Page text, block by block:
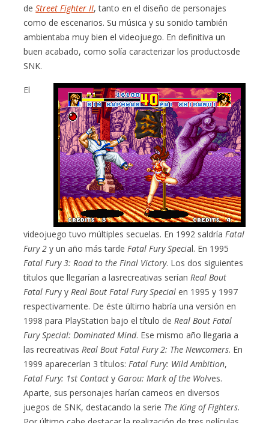
deStreet Fighter II, tanto en el diseño de personajes
como de escenarios. Su música y su sonido también
ambientaba muy bien el videojuego. En definitiva un
buen acabado, como solía caracterizar los productosde
SNK.
El
videojuego tuvo múltiples secuelas. En 1992 saldría Fatal
Fury 2y un año más tarde Fatal Fury Special. En 1995
Fatal Fury 3: Road to the Final Victory. Los dos siguientes
títulos que llegarían a lasrecreativas serían Real Bout
Fatal Fury y Real Bout Fatal Fury Special en 1995 y 1997
respectivamente. De éste último habría una versión en
1998 para PlayStation bajo el título de Real Bout Fatal
Fury Special: Dominated Mind. Ese mismo año llegaria a
las recreativas Real Bout Fatal Fury 2: The Newcomers. En
1999 aparecerían 3 títulos: Fatal Fury: Wild Ambition,
Fatal Fury: 1st Contacty Garou: Mark of the Wolves.
Aparte, sus personajes harían cameos en diversos
juegos de SNK, destacando la serie The King of Fighters.